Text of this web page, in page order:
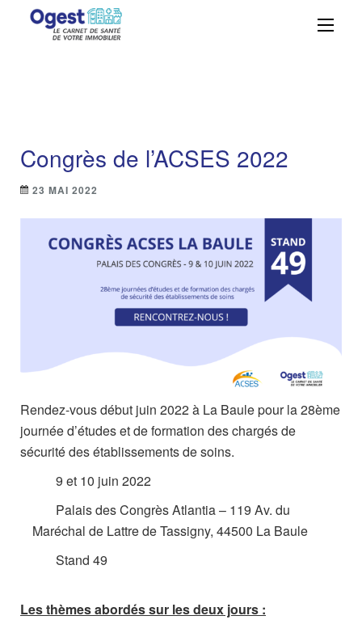
Ogest – La solution
Centralisez, suivez et maîtrisez vos
Congrès de l’ACSES 2022
23 MAI 2022
Rendez-vous début juin 2022 à La Baule pour la 28ème
journée d’études et de formation des chargés de
sécurité des établissements de soins.
9 et 10 juin 2022
Palais des Congrès Atlantia – 119 Av. du
Maréchal de Lattre de Tassigny, 44500 La Baule
Stand 49
Les thèmes abordés sur les deux jours :